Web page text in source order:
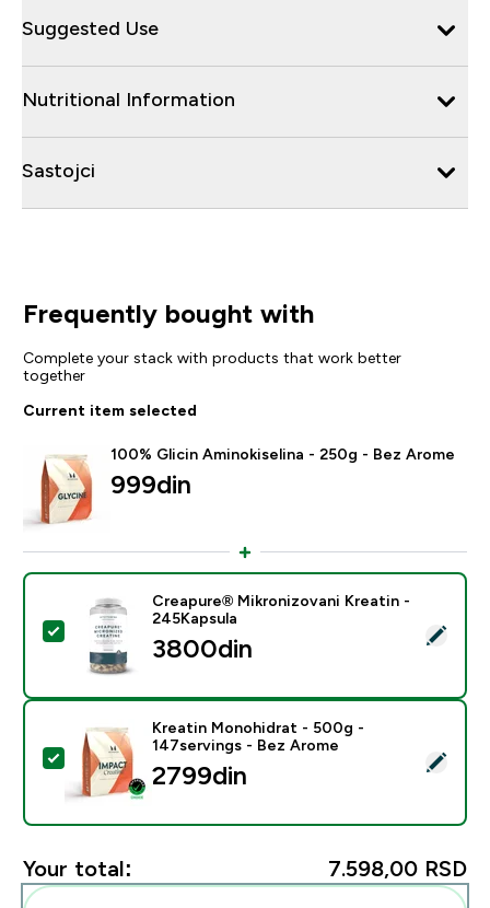
Suggested Use
Nutritional Information
Sastojci
Frequently bought with
Complete your stack with products that work better
together
Current item selected
100% Glicin Aminokiselina - 250g - Bez Arome
999din‎
Select this product - Creapure® Mikronizovani
Creapure® Mikronizovani Kreatin -
245Kapsula
3800din‎
Select this product - Kreatin Monohidrat - 500g -
Kreatin Monohidrat - 500g -
147servings - Bez Arome
2799din‎
Your total: 7.598,00 RSD‎